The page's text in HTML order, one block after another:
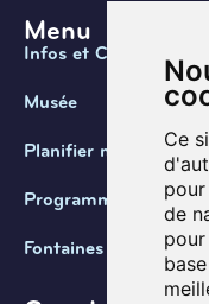
Ce
de
Menu
Infos et Contact
Musée
Planifier ma visite
Programmation
Fontaines de Belgique